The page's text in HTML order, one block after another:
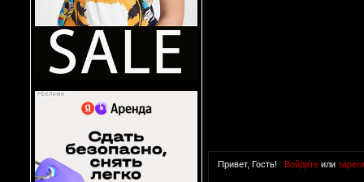
Привет, Гость! Войдитеили